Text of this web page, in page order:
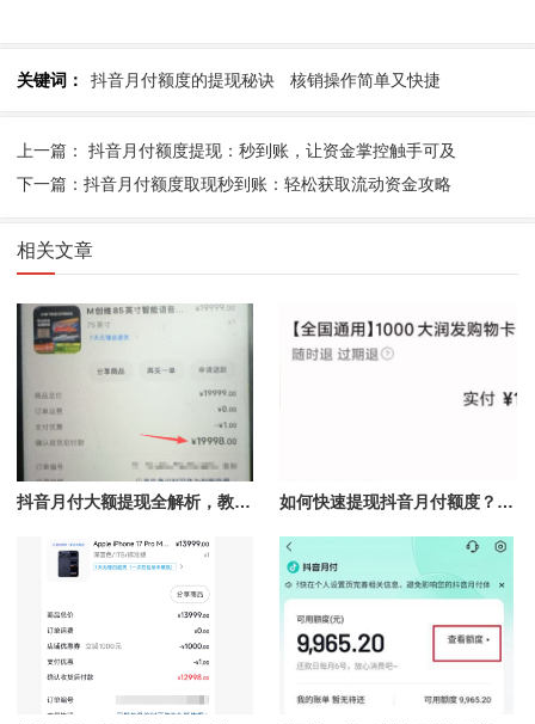
关键词： 抖音月付额度的提现秘诀 核销操作简单又快捷
上一篇： 抖音月付额度提现：秒到账，让资金掌控触手可及
下一篇：抖音月付额度取现秒到账：轻松获取流动资金攻略
相关文章
抖音月付大额提现全解析，教你如何快速操作！ 如何快速提现抖音月付额度？团购核销是最佳选择！